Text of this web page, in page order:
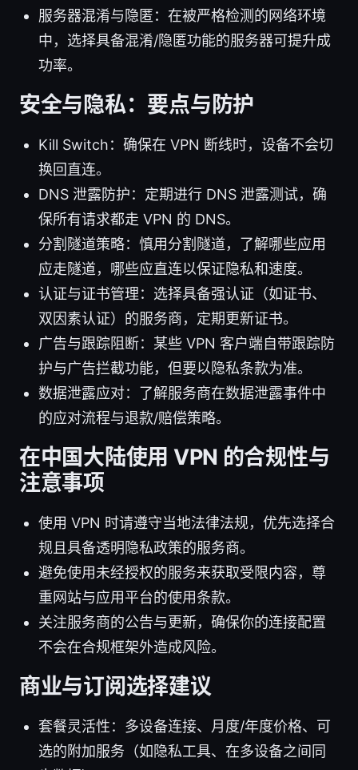
服务器混淆与隐匿：在被严格检测的网络环境
中，选择具备混淆/隐匿功能的服务器可提升成
功率。
安全与隐私：要点与防护
Kill Switch：确保在 VPN 断线时，设备不会切
换回直连。
DNS 泄露防护：定期进行 DNS 泄露测试，确
保所有请求都走 VPN 的 DNS。
分割隧道策略：慎用分割隧道，了解哪些应用
应走隧道，哪些应直连以保证隐私和速度。
认证与证书管理：选择具备强认证（如证书、
双因素认证）的服务商，定期更新证书。
广告与跟踪阻断：某些 VPN 客户端自带跟踪防
护与广告拦截功能，但要以隐私条款为准。
数据泄露应对：了解服务商在数据泄露事件中
的应对流程与退款/赔偿策略。
在中国大陆使用 VPN 的合规性与
注意事项
使用 VPN 时请遵守当地法律法规，优先选择合
规且具备透明隐私政策的服务商。
避免使用未经授权的服务来获取受限内容，尊
重网站与应用平台的使用条款。
关注服务商的公告与更新，确保你的连接配置
不会在合规框架外造成风险。
商业与订阅选择建议
套餐灵活性：多设备连接、月度/年度价格、可
选的附加服务（如隐私工具、在多设备之间同